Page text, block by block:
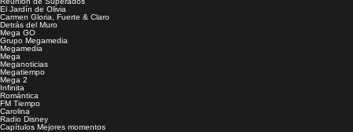
El Jardín de Olivia
Carmen Gloria, Fuerte & Claro
Detrás del Muro
Mega GO
Grupo Megamedia
Megamedia
Mega
Meganoticias
Megatiempo
Mega 2
Infinita
Romántica
FM Tiempo
Carolina
Radio Disney
Capítulos Mejores momentos